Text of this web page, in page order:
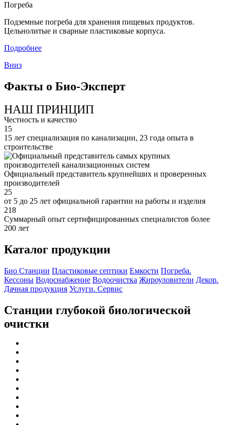
Погреба
Подземные погреба для хранения пищевых продуктов.
Цельнолитые и сварные пластиковые корпуса.
Подробнее
Вниз
Факты о Био-Эксперт
НАШ ПРИНЦИП
Честность и качество
15
15 лет специализация по канализации, 23 года опыта в
строительстве
Официальный представитель крупнейших и проверенных
производителей
25
от 5 до 25 лет официальной гарантии на работы и изделия
218
Суммарный опыт сертифицированных специалистов более
200 лет
Каталог продукции
Био Станции Пластиковые септики Емкости Погреба.
Кессоны Водоснабжение Водоочистка Жироуловители Декор.
Дачная продукция Услуги. Сервис
Станции глубокой биологической
очистки